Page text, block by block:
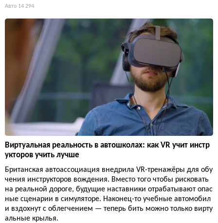
Авто 14 294
Виртуальная реальность в автошколах: как VR учит инстр
укторов учить лучше
Британская автоассоциация внедрила VR-тренажёры для обу
чения инструкторов вождения. Вместо того чтобы рисковать
на реальной дороге, будущие наставники отрабатывают опас
ные сценарии в симуляторе. Наконец-то учебные автомобил
и вздохнут с облегчением — теперь бить можно только вирту
альные крылья.